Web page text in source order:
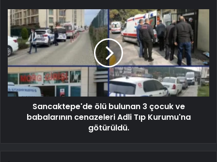
Sancaktepe'de ölü bulunan 3 çocuk ve
babalarının cenazeleri Adli Tıp Kurumu'na
götürüldü.